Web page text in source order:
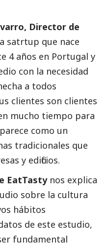
Director de
satrtup que nace
4 años en Portugal y
con la necesidad
a todos
clientes son clientes
mucho tiempo para
como un
tradicionales que
y edificios.
EatTasty nos explica
sobre la cultura
hábitos
de este estudio,
fundamental